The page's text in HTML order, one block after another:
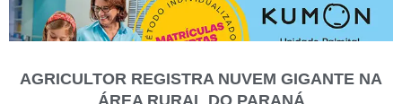
AGRICULTOR REGISTRA NUVEM GIGANTE NA
ÁREA RURAL DO PARANÁ